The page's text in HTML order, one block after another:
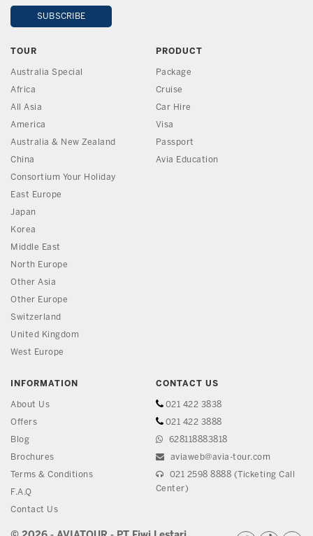
TOUR
Australia Special
Africa
All Asia
America
Australia & New Zealand
China
Consortium Your Holiday
East Europe
Japan
Korea
Middle East
North Europe
Other Asia
Other Europe
Switzerland
United Kingdom
West Europe
PRODUCT
Package
Cruise
Car Hire
Visa
Passport
Avia Education
INFORMATION
About Us
Offers
Blog
Brochures
Terms & Conditions
F.A.Q
Contact Us
CONTACT US
021 422 3838
021 422 3888
628118883818
aviaweb@avia-tour.com
021 2598 8888 (Ticketing Call
Center)